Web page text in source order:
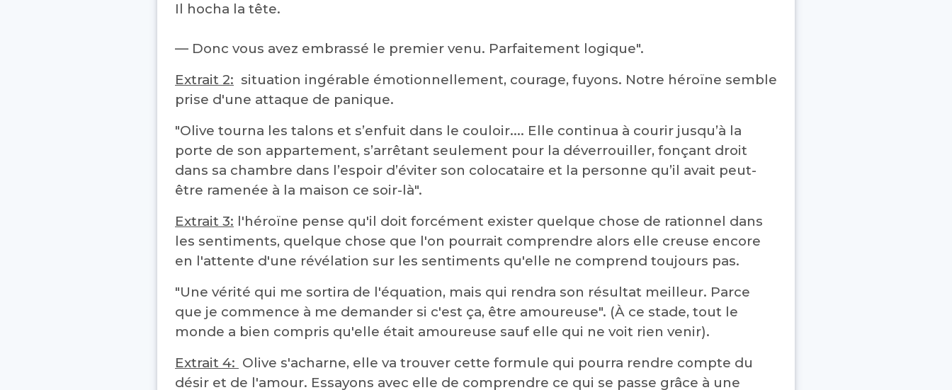
Il hocha la tête.
— Donc vous avez embrassé le premier venu. Parfaitement logique".
Extrait 2: situation ingérable émotionnellement, courage, fuyons. Notre héroïne semble
prise d'une attaque de panique.
"Olive tourna les talons et s’enfuit dans le couloir.... Elle continua à courir jusqu’à la
porte de son appartement, s’arrêtant seulement pour la déverrouiller, fonçant droit
dans sa chambre dans l’espoir d’éviter son colocataire et la personne qu’il avait peut-
être ramenée à la maison ce soir-là".
Extrait 3: l'héroïne pense qu'il doit forcément exister quelque chose de rationnel dans
les sentiments, quelque chose que l'on pourrait comprendre alors elle creuse encore
en l'attente d'une révélation sur les sentiments qu'elle ne comprend toujours pas.
"Une vérité qui me sortira de l'équation, mais qui rendra son résultat meilleur. Parce
que je commence à me demander si c'est ça, être amoureuse". (À ce stade, tout le
monde a bien compris qu'elle était amoureuse sauf elle qui ne voit rien venir).
Extrait 4: Olive s'acharne, elle va trouver cette formule qui pourra rendre compte du
désir et de l'amour. Essayons avec elle de comprendre ce qui se passe grâce à une